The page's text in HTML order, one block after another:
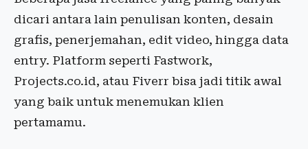
dicari antara lain penulisan konten, desain
grafis, penerjemahan, edit video, hingga data
entry. Platform seperti Fastwork,
Projects.co.id, atau Fiverr bisa jadi titik awal
yang baik untuk menemukan klien
pertamamu.